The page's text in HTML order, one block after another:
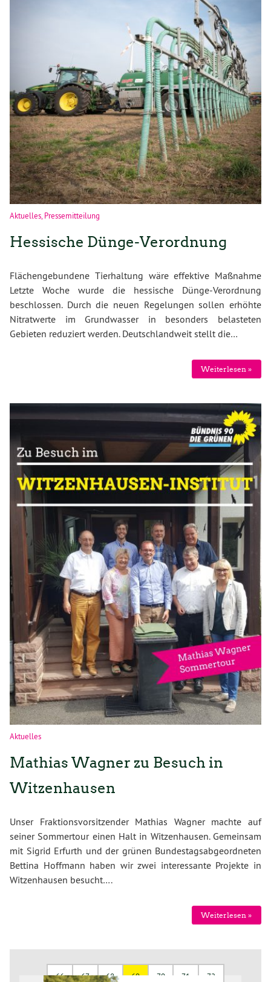
Aktuelles Pressemitteilung
Hessische Dünge-Verordnung
Flächengebundene Tierhaltung wäre effektive Maßnahme
Letzte Woche wurde die hessische Dünge-Verordnung
beschlossen. Durch die neuen Regelungen sollen erhöhte
Nitratwerte im Grundwasser in besonders belasteten
Gebieten reduziert werden. Deutschlandweit stellt die…
Weiterlesen »
Aktuelles
Mathias Wagner zu Besuch in
Witzenhausen
Unser Fraktionsvorsitzender Mathias Wagner machte auf
seiner Sommertour einen Halt in Witzenhausen. Gemeinsam
mit Sigrid Erfurth und der grünen Bundestagsabgeordneten
Bettina Hoffmann haben wir zwei interessante Projekte in
Witzenhausen besucht….
Weiterlesen »
66 67 68 69 70 71 72